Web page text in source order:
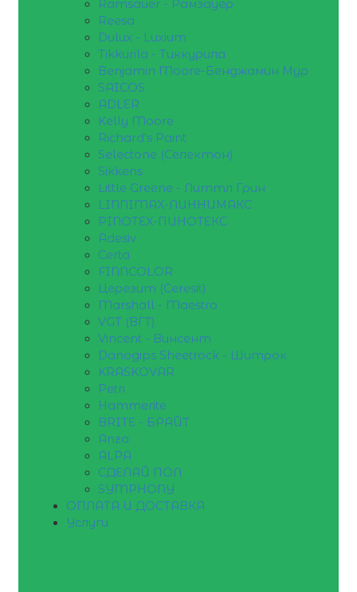
Ramsauer - Рамзауер
Reesa
Dulux - Luxium
Tikkurila - Тиккурила
Benjamin Moore-Бенджамин Мур
SAICOS
ADLER
Kelly Moore
Richard's Paint
Selectone (Селектон)
Sikkens
Little Greene - Литтл Грин
LINNIMAX-ЛИННИМАКС
PINOTEX-ПИНОТЕКС
Adesiv
Certa
FINNCOLOR
Церезит (Ceresit)
Marshall - Maestro
VGT (ВГТ)
Vincent - Винсент
Danogips Sheetrock - Шитрок
KRASKOVAR
Petri
Hammerite
BRITE - БРАЙТ
Anza
ALPA
СДЕЛАЙ ПОЛ
SYMPHONY
ОПЛАТА И ДОСТАВКА
Услуги